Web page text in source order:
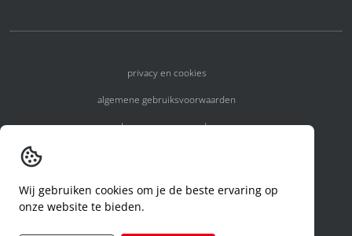
privacy en cookies
algemene gebruiksvoorwaarden
algemene voorwaarden
code of conduct
Wij gebruiken cookies om je de beste ervaring op
onze website te bieden.